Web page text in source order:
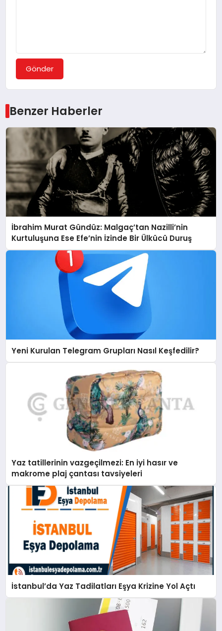
Gönder
Benzer Haberler
İbrahim Murat Gündüz: Malgaç’tan Nazilli’nin
Kurtuluşuna Ese Efe’nin İzinde Bir Ülkücü Duruş
Yeni Kurulan Telegram Grupları Nasıl Keşfedilir?
Yaz tatillerinin vazgeçilmezi: En iyi hasır ve
makrome plaj çantası tavsiyeleri
İstanbul’da Yaz Tadilatları Eşya Krizine Yol Açtı